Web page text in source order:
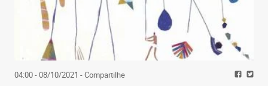
04:00 - 08/10/2021 - Compartilhe